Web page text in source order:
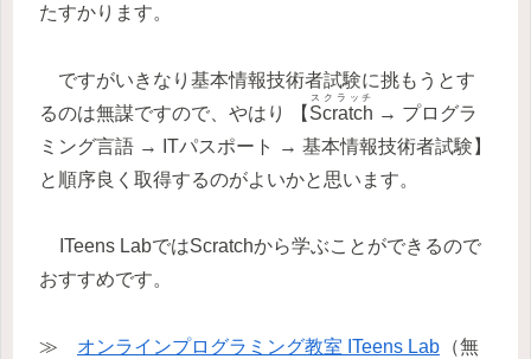
たすかります。
ですがいきなり基本情報技術者試験に挑もうとす
るのは無謀ですので、やはり 【 Scratch
スクラッチ
→ プログラ
ミング言語 → ITパスポート → 基本情報技術者試験】
と順序良く取得するのがよいかと思います。
ITeens LabではScratchから学ぶことができるので
おすすめです。
≫ オンラインプログラミング教室 ITeens Lab （無